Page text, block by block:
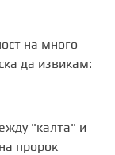
на много
да извикам:
"калта" и
пророк